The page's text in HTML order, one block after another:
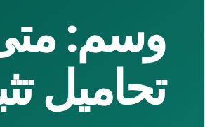
وسم:
تحاميل